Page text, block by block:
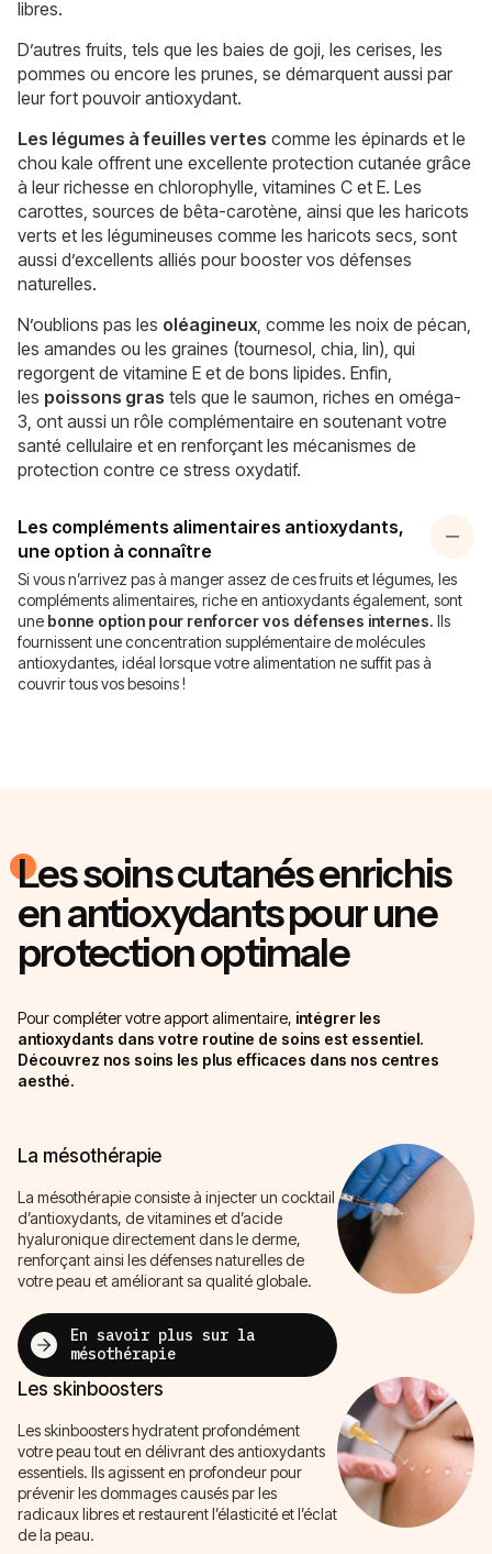
libres.
D’autres fruits, tels que les baies de goji, les cerises, les
pommes ou encore les prunes, se démarquent aussi par
leur fort pouvoir antioxydant.
Les légumes à feuilles vertes comme les épinards et le
chou kale offrent une excellente protection cutanée grâce
à leur richesse en chlorophylle, vitamines C et E. Les
carottes, sources de bêta-carotène, ainsi que les haricots
verts et les légumineuses comme les haricots secs, sont
aussi d’excellents alliés pour booster vos défenses
naturelles.
N’oublions pas les oléagineux, comme les noix de pécan,
les amandes ou les graines (tournesol, chia, lin), qui
regorgent de vitamine E et de bons lipides. Enfin,
les poissons gras tels que le saumon, riches en oméga-
3, ont aussi un rôle complémentaire en soutenant votre
santé cellulaire et en renforçant les mécanismes de
protection contre ce stress oxydatif.
Les compléments alimentaires antioxydants,
une option à connaître
Si vous n’arrivez pas à manger assez de ces fruits et légumes, les
compléments alimentaires, riche en antioxydants également, sont
une bonne option pour renforcer vos défenses internes. Ils
fournissent une concentration supplémentaire de molécules
antioxydantes, idéal lorsque votre alimentation ne suffit pas à
couvrir tous vos besoins !
Les soins cutanés enrichis
en antioxydants pour une
protection optimale
Pour compléter votre apport alimentaire, intégrer les
antioxydants dans votre routine de soins est essentiel.
Découvrez nos soins les plus efficaces dans nos centres
aesthé.
La mésothérapie
La mésothérapie consiste à injecter un cocktail
d’antioxydants, de vitamines et d’acide
hyaluronique directement dans le derme,
renforçant ainsi les défenses naturelles de
votre peau et améliorant sa qualité globale.
En savoir plus sur la
mésothérapie
Les skinboosters
Les skinboosters hydratent profondément
votre peau tout en délivrant des antioxydants
essentiels. Ils agissent en profondeur pour
prévenir les dommages causés par les
radicaux libres et restaurent l’élasticité et l’éclat
de la peau.